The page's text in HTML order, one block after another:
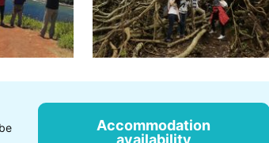
Accommodation